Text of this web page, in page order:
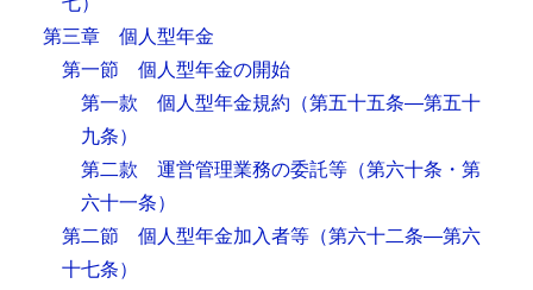
第三章 個人型年金
第一節 個人型年金の開始
第一款 個人型年金規約 （第五十五条―第五十
九条）
第二款 運営管理業務の委託等 （第六十条・第
六十一条）
第二節 個人型年金加入者等 （第六十二条―第六
十七条）